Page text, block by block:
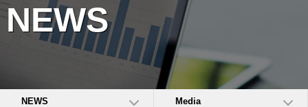
NEWS
NEWS Media